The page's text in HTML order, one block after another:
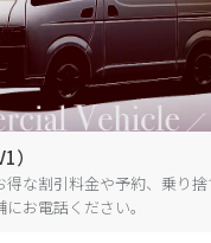
）
得な割引料金や予約、乗り
お電話ください。